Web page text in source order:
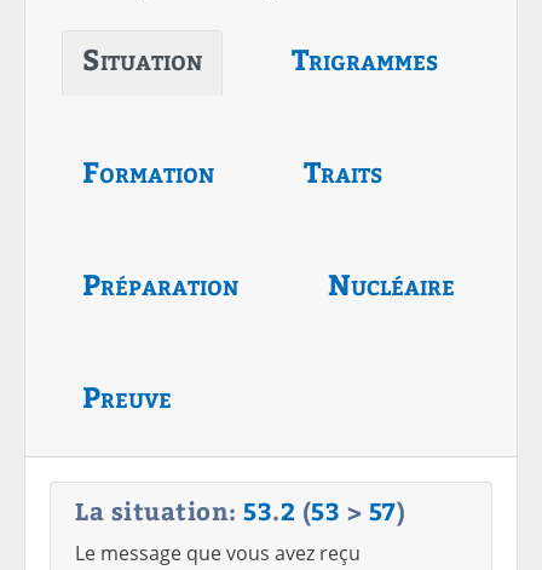
Situation Trigrammes
Formation Traits
Préparation Nucléaire
Preuve
La situation: 53.2 (53 > 57)
Le message que vous avez reçu